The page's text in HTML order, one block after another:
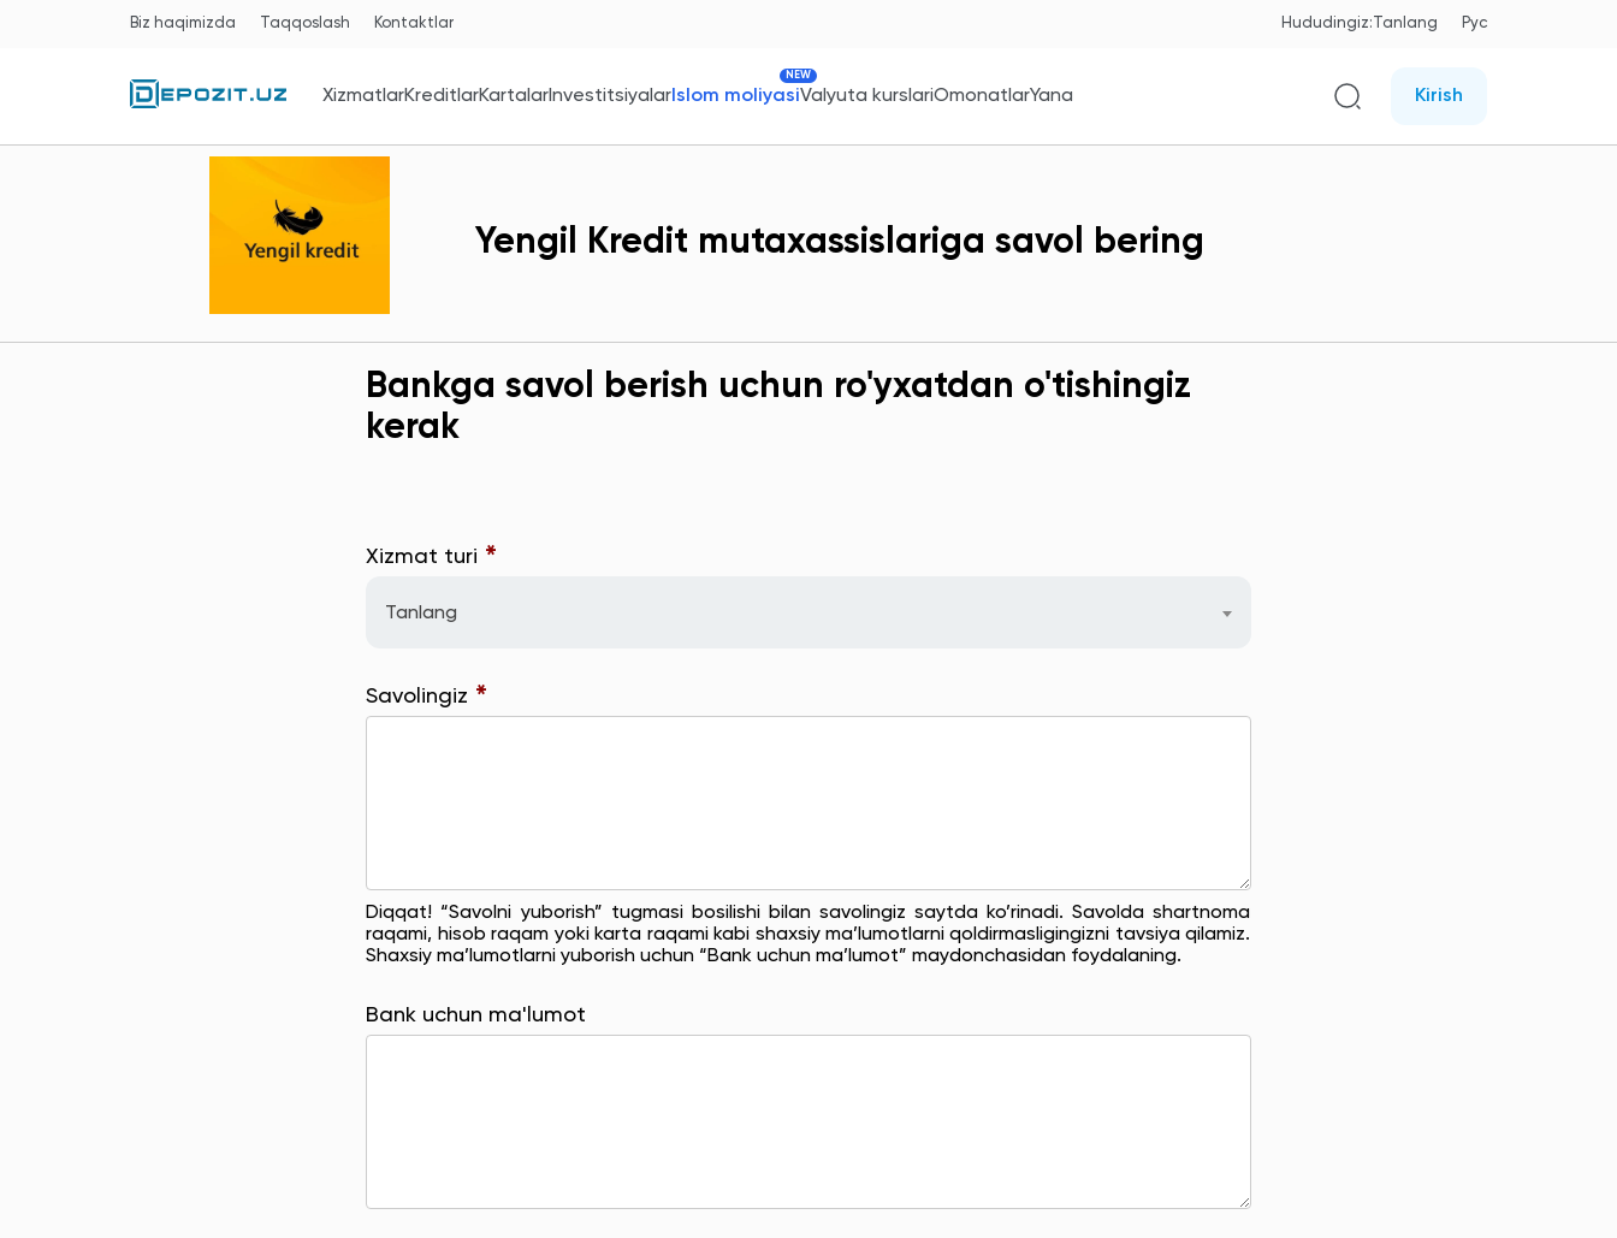
Biz haqimizda Taqqoslash Kontaktlar Hududingiz:Tanlang Рус
XizmatlarKreditlarKartalarInvestitsiyalarIslom moliyasi
NEW
Valyuta kurslariOmonatlarYana Kirish
Yengil Kredit mutaxassislariga savol bering
Bankga savol berish uchun ro'yxatdan o'tishingiz
kerak
Xizmat turi *
Tanlang
Savolingiz *
Diqqat! “Savolni yuborish” tugmasi bosilishi bilan savolingiz saytda ko’rinadi. Savolda shartnoma
raqami, hisob raqam yoki karta raqami kabi shaxsiy ma’lumotlarni qoldirmasligingizni tavsiya qilamiz.
Shaxsiy ma’lumotlarni yuborish uchun “Bank uchun ma’lumot” maydonchasidan foydalaning.
Bank uchun ma'lumot